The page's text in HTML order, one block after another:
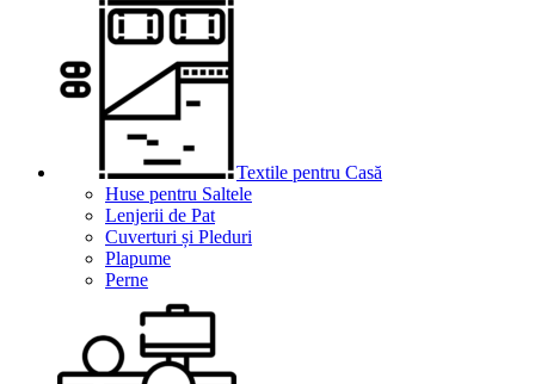
Textile pentru Casă
Huse pentru Saltele
Lenjerii de Pat
Cuverturi și Pleduri
Plapume
Perne